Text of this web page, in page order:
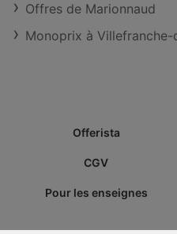
Offres de Marionnaud
Monoprix à Villefranche-
Offerista
CGV
Pour les enseignes